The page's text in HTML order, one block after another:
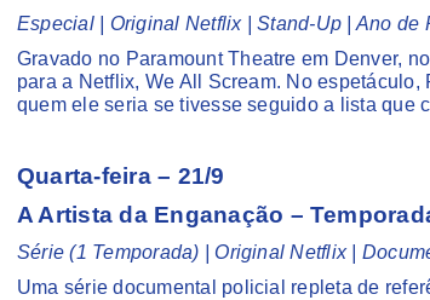
Especial | Original Netflix | Stand-Up | Ano de
Gravado no Paramount Theatre em Denver,
para a Netflix, We All Scream. No
quem ele seria se tivesse seguido a lista que
Quarta-feira – 21/9
A Artista da Enganação –
Série (1 Temporada) | Original Netflix |
Uma série documental policial repleta de